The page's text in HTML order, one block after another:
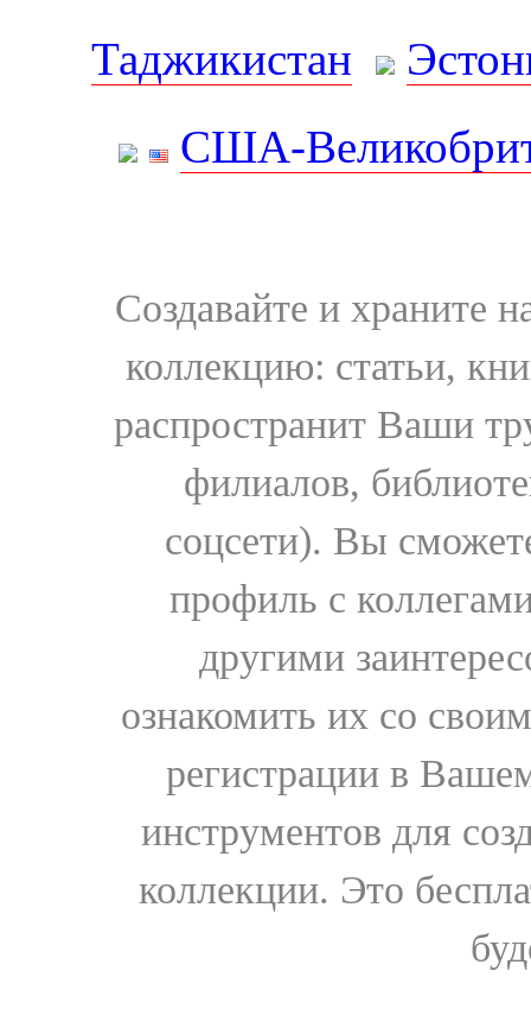
Таджикистан
США-
Создавайте и храните
коллекцию: статьи,
распространит Ваши
филиалов,
соцсети). Вы
профиль с
другими
ознакомить их со
регистрации в
инструментов для
коллекции. Это